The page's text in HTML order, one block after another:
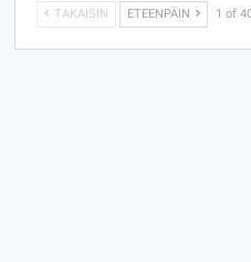
TAKAISIN ETEENPÄIN 1 of